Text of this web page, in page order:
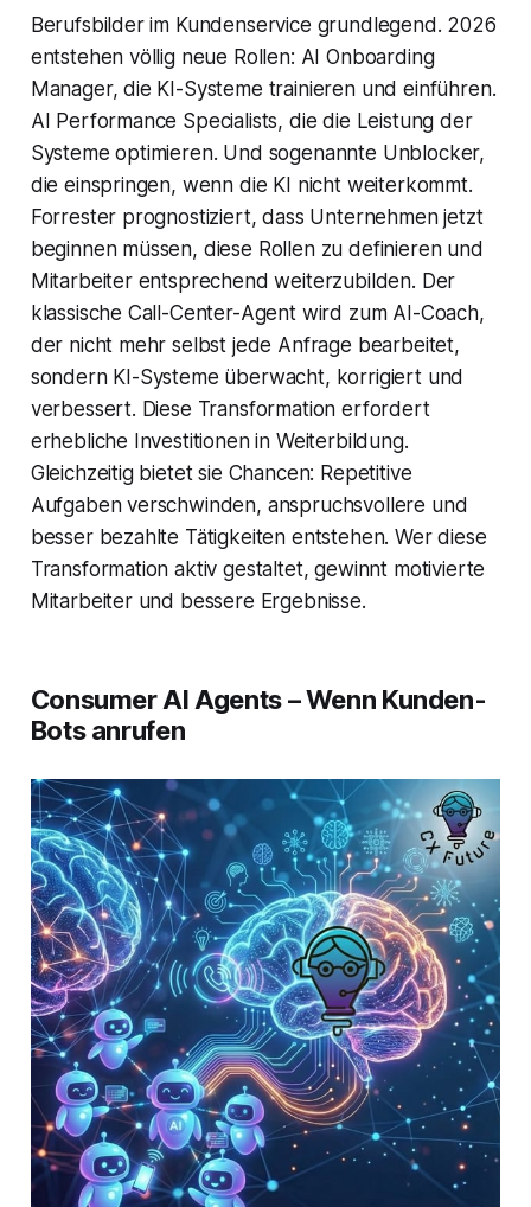
Berufsbilder im Kundenservice grundlegend. 2026
entstehen völlig neue Rollen: AI Onboarding
Manager, die KI-Systeme trainieren und einführen.
AI Performance Specialists, die die Leistung der
Systeme optimieren. Und sogenannte Unblocker,
die einspringen, wenn die KI nicht weiterkommt.
Forrester prognostiziert, dass Unternehmen jetzt
beginnen müssen, diese Rollen zu definieren und
Mitarbeiter entsprechend weiterzubilden. Der
klassische Call-Center-Agent wird zum AI-Coach,
der nicht mehr selbst jede Anfrage bearbeitet,
sondern KI-Systeme überwacht, korrigiert und
verbessert. Diese Transformation erfordert
erhebliche Investitionen in Weiterbildung.
Gleichzeitig bietet sie Chancen: Repetitive
Aufgaben verschwinden, anspruchsvollere und
besser bezahlte Tätigkeiten entstehen. Wer diese
Transformation aktiv gestaltet, gewinnt motivierte
Mitarbeiter und bessere Ergebnisse.
Consumer AI Agents – Wenn Kunden-
Bots anrufen